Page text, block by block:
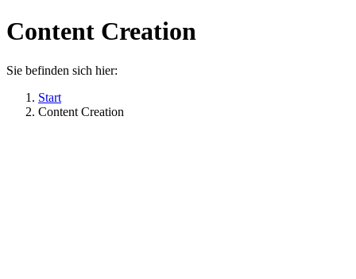
Content Creation
Sie befinden sich hier:
Start
Content Creation